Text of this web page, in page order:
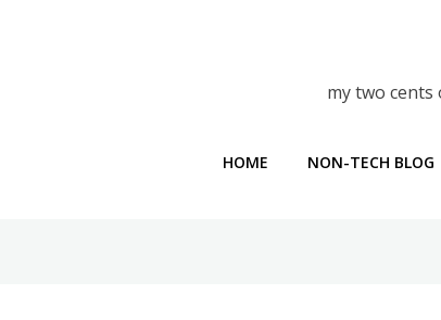
my two cents
HOME NON-TECH BLOG